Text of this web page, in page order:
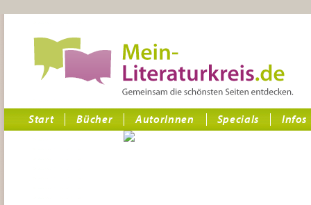
Start Bücher AutorInnen Specials Infos